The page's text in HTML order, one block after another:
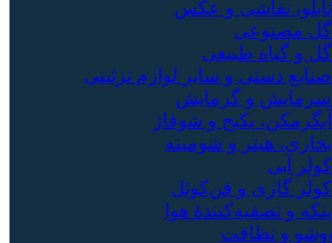
تابلو، نقاشی و عکس
گل مصنوعی
گل و گیاه طبیعی
صنایع دستی و سایر لوازم تزئینی
سرمایش و گرمایش
آبگرمکن، پکیج و شوفاژ
بخاری، هیتر و شومینه
کولر آبی
کولر گازی و فن‌کوئل
پنکه و تصفیه‌کنندهٔ هوا
و نظافت